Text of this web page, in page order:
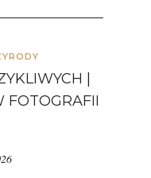
|
FOTOGRAFII